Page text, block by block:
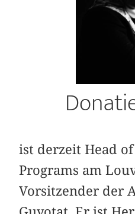
ist derzeit Head
Programs am
Vorsitzender der